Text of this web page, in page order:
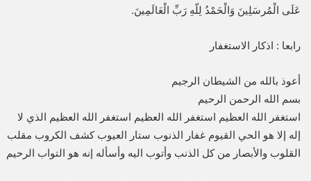
عَلَى الْمُرسَلِينَ وَالْحَمْدُ لِلّهِ رَبِّ الْعَالَمِينَ.
رابعا : اذكار الاستغفار
أعوذ بالله من الشيطان الرجيم
بسم الله الرحمن الرحيم
استغفر الله العظيم استغفر الله العظيم استغفر الله العظيم الذي لا
إله إلا هو الحي القيوم غفار الذنوب ستار العيوب كشف الكروب مقلب
القلوب والأبصار من كل الذنب وأتوب اليه وأسأله إنه هو التواب الرحيم